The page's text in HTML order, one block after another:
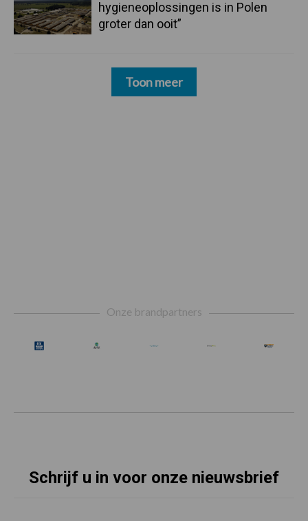
hygieneoplossingen is in Polen
groter dan ooit”
Toon meer
Onze brandpartners
Schrijf u in voor onze nieuwsbrief